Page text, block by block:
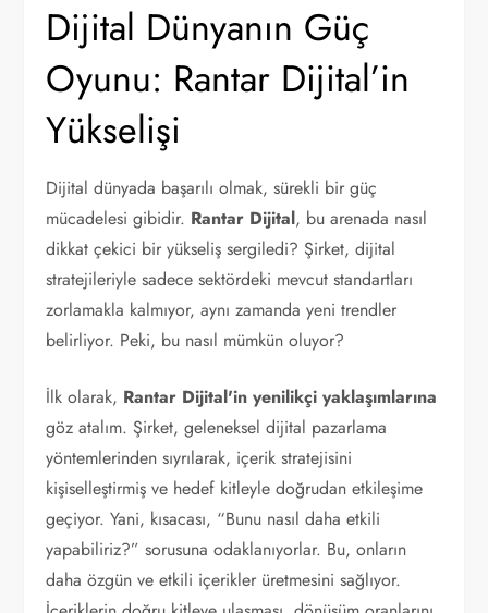
Dijital Dünyanın Güç
Oyunu: Rantar Dijital’in
Yükselişi
Dijital dünyada başarılı olmak, sürekli bir güç
mücadelesi gibidir. Rantar Dijital, bu arenada nasıl
dikkat çekici bir yükseliş sergiledi? Şirket, dijital
stratejileriyle sadece sektördeki mevcut standartları
zorlamakla kalmıyor, aynı zamanda yeni trendler
belirliyor. Peki, bu nasıl mümkün oluyor?
İlk olarak, Rantar Dijital'in yenilikçi yaklaşımlarına
göz atalım. Şirket, geleneksel dijital pazarlama
yöntemlerinden sıyrılarak, içerik stratejisini
kişiselleştirmiş ve hedef kitleyle doğrudan etkileşime
geçiyor. Yani, kısacası, “Bunu nasıl daha etkili
yapabiliriz?” sorusuna odaklanıyorlar. Bu, onların
daha özgün ve etkili içerikler üretmesini sağlıyor.